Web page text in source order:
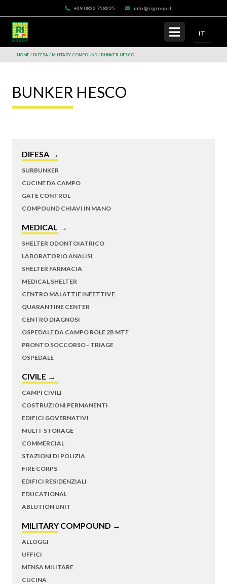
+39 0832 758225 info@rigroup.it
IT
HOME DIFESA MILITARY COMPOUND BUNKER HESCO
BUNKER HESCO
DIFESA →
SURBUNKER
CUCINE DA CAMPO
GATE CONTROL
COMPOUND CHIAVI IN MANO
MEDICAL →
SHELTER ODONTOIATRICO
LABORATORIO ANALISI
SHELTER FARMACIA
MEDICAL SHELTER
CENTRO MALATTIE INFETTIVE
QUARANTINE CENTER
CENTRO DIAGNOSI
OSPEDALE DA CAMPO ROLE 2B MTF
PRONTO SOCCORSO - TRIAGE
OSPEDALE
CIVILE →
CAMPI CIVILI
COSTRUZIONI PERMANENTI
EDIFICI GOVERNATIVI
MULTI-STORAGE
COMMERCIAL
STAZIONI DI POLIZIA
FIRE CORPS
EDIFICI RESIDENZIALI
EDUCATIONAL
ABLUTION UNIT
MILITARY COMPOUND →
ALLOGGI
UFFICI
MENSA MILITARE
CUCINA